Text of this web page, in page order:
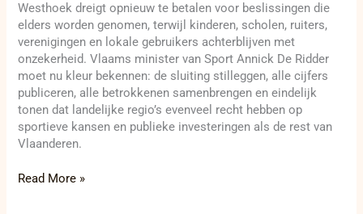
Westhoek dreigt opnieuw te betalen voor beslissingen die
elders worden genomen, terwijl kinderen, scholen, ruiters,
verenigingen en lokale gebruikers achterblijven met
onzekerheid. Vlaams minister van Sport Annick De Ridder
moet nu kleur bekennen: de sluiting stilleggen, alle cijfers
publiceren, alle betrokkenen samenbrengen en eindelijk
tonen dat landelijke regio’s evenveel recht hebben op
sportieve kansen en publieke investeringen als de rest van
Vlaanderen.
Read More »